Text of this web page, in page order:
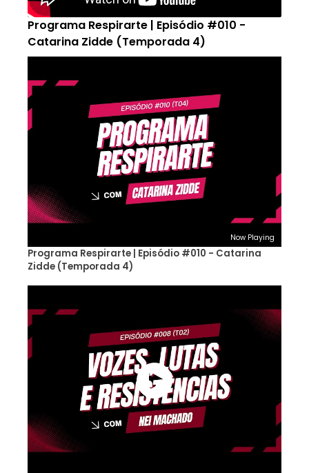
Programa Respirarte | Episódio #010 -
Catarina Zidde (Temporada 4)
Now Playing
Programa Respirarte | Episódio #010 - Catarina
Zidde (Temporada 4)